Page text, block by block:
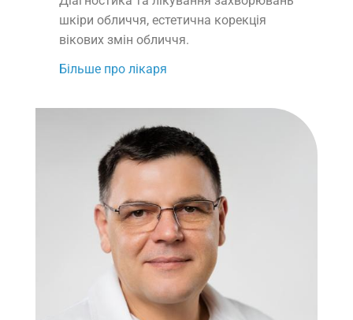
шкіри обличчя, естетична корекція
вікових змін обличчя.
Більше про лікаря